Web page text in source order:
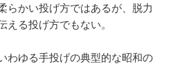
らかい投げ方ではあるが、脱力
える投げ方でもない。
わゆる手投げの典型的な昭和の